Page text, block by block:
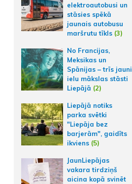
elektroautobusi un
stāsies spēkā
jaunais autobusu
maršrutu tīkls (3)
No Francijas,
Meksikas un
Spānijas – trīs jauni
ielu mākslas stāsti
Liepājā (2)
Liepājā notiks
parka svētki
"Liepāja bez
barjerām", gaidīts
ikviens (5)
JaunLiepājas
vakara tirdziņš
aicina kopā svinēt